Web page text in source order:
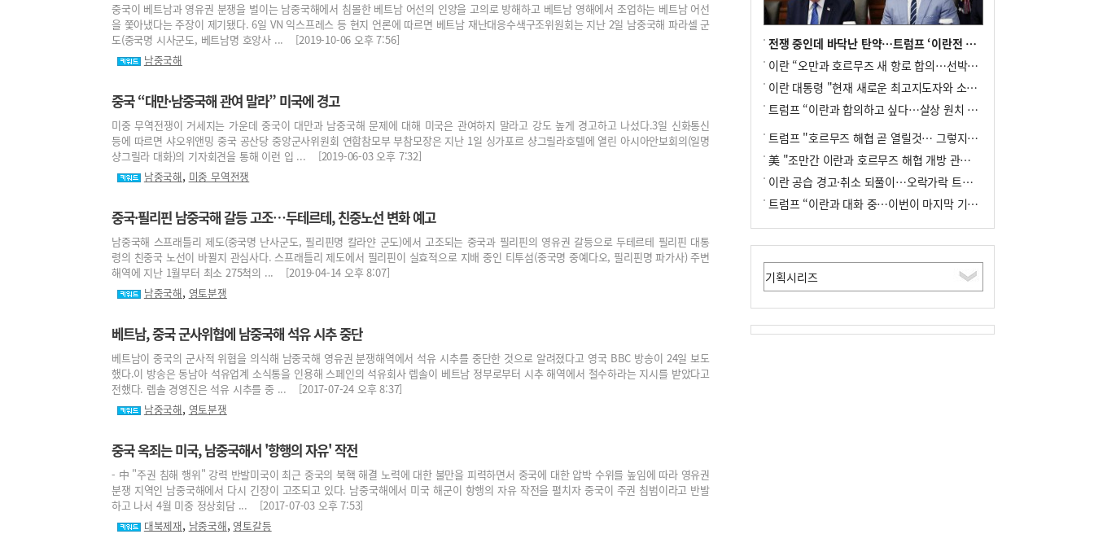
중국이 베트남과 영유권 분쟁을 벌이는 남중국해에서 침몰한 베트남 어선의 인양을 고의로 방해하고 베트남 영해에서 조업하는 베트남 어선
을 쫓아냈다는 주장이 제기됐다. 6일 VN 익스프레스 등 현지 언론에 따르면 베트남 재난대응수색구조위원회는 지난 2일 남중국해 파라셀 군
도(중국명 시사군도, 베트남명 호앙사 ... [2019-10-06 오후 7:56]
남중국해
중국 “대만·남중국해 관여 말라” 미국에 경고
미중 무역전쟁이 거세지는 가운데 중국이 대만과 남중국해 문제에 대해 미국은 관여하지 말라고 강도 높게 경고하고 나섰다.3일 신화통신
등에 따르면 샤오위앤밍 중국 공산당 중앙군사위원회 연합참모부 부참모장은 지난 1일 싱가포르 샹그릴라호텔에 열린 아시아안보회의(일명
샹그릴라 대화)의 기자회견을 통해 이런 입 ... [2019-06-03 오후 7:32]
남중국해, 미중 무역전쟁
중국·필리핀 남중국해 갈등 고조…두테르테, 친중노선 변화 예고
남중국해 스프래틀리 제도(중국명 난사군도, 필리핀명 칼라얀 군도)에서 고조되는 중국과 필리핀의 영유권 갈등으로 두테르테 필리핀 대통
령의 친중국 노선이 바뀔지 관심사다. 스프래틀리 제도에서 필리핀이 실효적으로 지배 중인 티투섬(중국명 중예다오, 필리핀명 파가사) 주변
해역에 지난 1월부터 최소 275척의 ... [2019-04-14 오후 8:07]
남중국해, 영토분쟁
베트남, 중국 군사위협에 남중국해 석유 시추 중단
베트남이 중국의 군사적 위협을 의식해 남중국해 영유권 분쟁해역에서 석유 시추를 중단한 것으로 알려졌다고 영국 BBC 방송이 24일 보도
했다.이 방송은 동남아 석유업계 소식통을 인용해 스페인의 석유회사 렙솔이 베트남 정부로부터 시추 해역에서 철수하라는 지시를 받았다고
전했다. 렙솔 경영진은 석유 시추를 중 ... [2017-07-24 오후 8:37]
남중국해, 영토분쟁
중국 옥죄는 미국, 남중국해서 '항행의 자유' 작전
- 中 "주권 침해 행위" 강력 반발미국이 최근 중국의 북핵 해결 노력에 대한 불만을 피력하면서 중국에 대한 압박 수위를 높임에 따라 영유권
분쟁 지역인 남중국해에서 다시 긴장이 고조되고 있다. 남중국해에서 미국 해군이 항행의 자유 작전을 펼치자 중국이 주권 침범이라고 반발
하고 나서 4월 미중 정상회담 ... [2017-07-03 오후 7:53]
대북제재, 남중국해, 영토갈등
전쟁 중인데 바닥난 탄약…트럼프 ‘이란전 무기고갈’ 국방장관 질책
이란 “오만과 호르무즈 새 항로 합의…선박 안전은 보장 못해”
이란 대통령 "현재 새로운 최고지도자와 소통 어려운 상황"
트럼프 “이란과 합의하고 싶다…살상 원치 않아”
트럼프 "호르무즈 해협 곧 열릴것… 그렇지 않으면 이란에 강력 공격"
美 "조만간 이란과 호르무즈 해협 개방 관련된 합의 이뤄질 것"
이란 공습 경고·취소 되풀이…오락가락 트럼프 비꼰 ‘타코’
트럼프 “이란과 대화 중…이번이 마지막 기회”